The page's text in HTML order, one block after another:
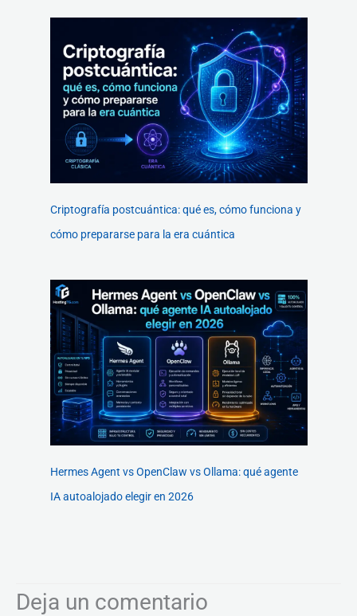
Criptografía postcuántica: qué es, cómo funciona y
cómo prepararse para la era cuántica
Hermes Agent vs OpenClaw vs Ollama: qué agente
IA autoalojado elegir en 2026
Deja un comentario